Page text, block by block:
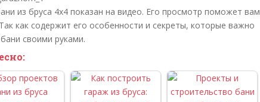
из бруса 4х4 показан на видео. Его просмотр поможет вам
как содержит его особенности и секреты, которые важно
своими руками.